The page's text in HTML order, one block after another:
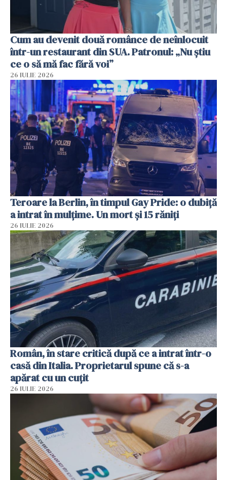
Cum au devenit două românce de neînlocuit
într-un restaurant din SUA. Patronul: „Nu știu
ce o să mă fac fără voi”
26 IULIE 2026
Teroare la Berlin, în timpul Gay Pride: o dubiță
a intrat în mulțime. Un mort și 15 răniți
26 IULIE 2026
Român, în stare critică după ce a intrat într-o
casă din Italia. Proprietarul spune că s-a
apărat cu un cuțit
26 IULIE 2026